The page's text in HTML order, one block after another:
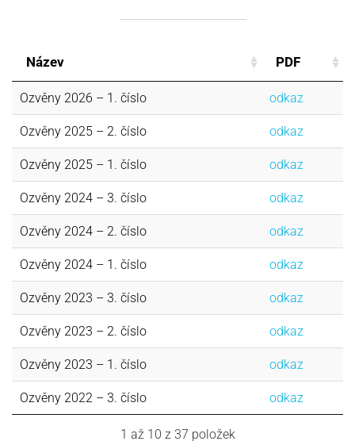
Název PDF
Ozvěny 2026 – 1. číslo odkaz
Ozvěny 2025 – 2. číslo odkaz
Ozvěny 2025 – 1. číslo odkaz
Ozvěny 2024 – 3. číslo odkaz
Ozvěny 2024 – 2. číslo odkaz
Ozvěny 2024 – 1. číslo odkaz
Ozvěny 2023 – 3. číslo odkaz
Ozvěny 2023 – 2. číslo odkaz
Ozvěny 2023 – 1. číslo odkaz
Ozvěny 2022 – 3. číslo odkaz
1 až 10 z 37 položek